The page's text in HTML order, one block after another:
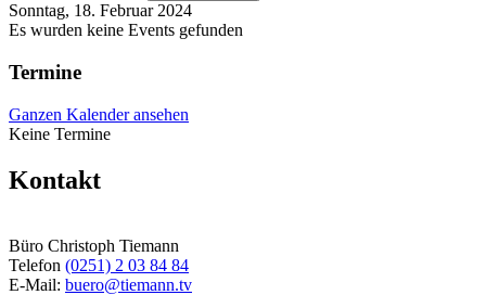
Sonntag, 18. Februar 2024
Es wurden keine Events gefunden
Termine
Ganzen Kalender ansehen
Keine Termine
Kontakt
Büro Christoph Tiemann
Telefon (0251) 2 03 84 84
E-Mail: buero@tiemann.tv